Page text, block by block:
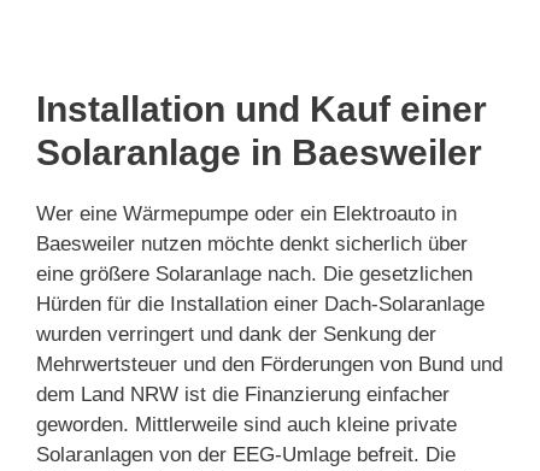
Installation und Kauf einer
Solaranlage in Baesweiler
Wer eine Wärmepumpe oder ein Elektroauto in
Baesweiler nutzen möchte denkt sicherlich über
eine größere Solaranlage nach. Die gesetzlichen
Hürden für die Installation einer Dach-Solaranlage
wurden verringert und dank der Senkung der
Mehrwertsteuer und den Förderungen von Bund und
dem Land NRW ist die Finanzierung einfacher
geworden. Mittlerweile sind auch kleine private
Solaranlagen von der EEG-Umlage befreit. Die